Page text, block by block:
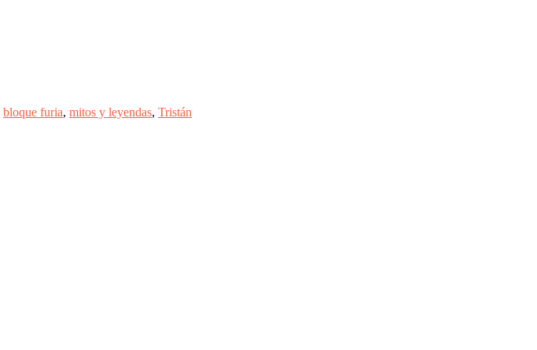
bloque furia, mitos y leyendas, Tristán